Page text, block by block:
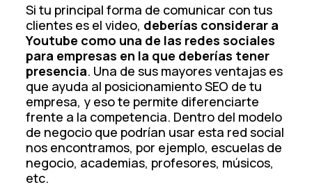
Si tu principal forma de comunicar con tus
clientes es el video, deberías considerar a
Youtube como una de las redes sociales
para empresas en la que deberías tener
presencia. Una de sus mayores ventajas es
que ayuda al posicionamiento SEO de tu
empresa, y eso te permite diferenciarte
frente a la competencia. Dentro del modelo
de negocio que podrían usar esta red social
nos encontramos, por ejemplo, escuelas de
negocio, academias, profesores, músicos,
etc.